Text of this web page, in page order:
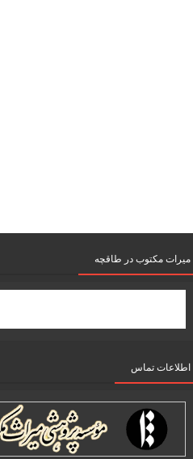
میرات مکتوب در طاقچه
اطلاعات تماس